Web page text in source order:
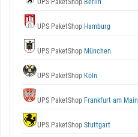
UPS PaketShop Berlin
UPS PaketShop Hamburg
UPS PaketShop München
UPS PaketShop Köln
UPS PaketShop Frankfurt am Main
UPS PaketShop Stuttgart